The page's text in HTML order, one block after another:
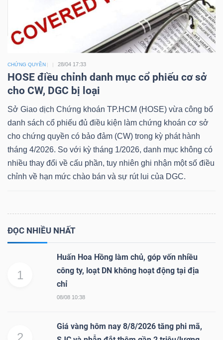
CHỨNG QUYỀN 28/04 17:33
HOSE điều chỉnh danh mục cổ phiếu cơ sở
cho CW, DGC bị loại
Sở Giao dịch Chứng khoán TP.HCM (HOSE) vừa công bố
danh sách cổ phiếu đủ điều kiện làm chứng khoán cơ sở
cho chứng quyền có bảo đảm (CW) trong kỳ phát hành
tháng 4/2026. So với kỳ tháng 1/2026, danh mục không có
nhiều thay đổi về cấu phần, tuy nhiên ghi nhận một số điều
chỉnh về hạn mức chào bán và sự rút lui của DGC.
ĐỌC NHIỀU NHẤT
1
Huấn Hoa Hồng làm chủ, góp vốn nhiều
công ty, loạt DN không hoạt động tại địa
chỉ
08/08 10:38
Giá vàng hôm nay 8/8/2026 tăng phi mã,
thông
tài
Dữ
liệu